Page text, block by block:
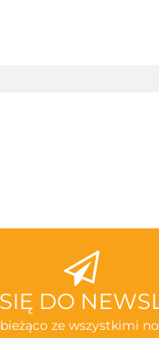
ABAKUS
DO
ze wszystkimi